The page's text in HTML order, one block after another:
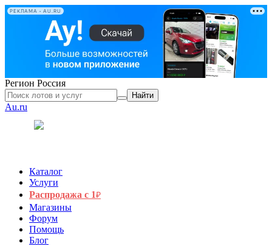
РЕКЛАМА • AU.RU
Регион Россия
Найти
Au.ru
Каталог
Услуги
Распродажа с 1₽
Магазины
Форум
Помощь
Блог